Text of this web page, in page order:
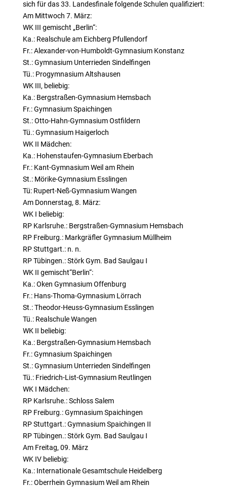
sich für das 33. Landesfinale folgende Schulen qualifiziert:
Am Mittwoch 7. März:
WK III gemischt „Berlin“:
Ka.: Realschule am Eichberg Pfullendorf
Fr.: Alexander-von-Humboldt-Gymnasium Konstanz
St.: Gymnasium Unterrieden Sindelfingen
Tü.: Progymnasium Altshausen
WK III, beliebig:
Ka.: Bergstraßen-Gymnasium Hemsbach
Fr.: Gymnasium Spaichingen
St.: Otto-Hahn-Gymnasium Ostfildern
Tü.: Gymnasium Haigerloch
WK II Mädchen:
Ka.: Hohenstaufen-Gymnasium Eberbach
Fr.: Kant-Gymnasium Weil am Rhein
St.: Mörike-Gymnasium Esslingen
Tü: Rupert-Neß-Gymnasium Wangen
Am Donnerstag, 8. März:
WK I beliebig:
RP Karlsruhe.: Bergstraßen-Gymnasium Hemsbach
RP Freiburg.: Markgräfler Gymnasium Müllheim
RP Stuttgart.: n. n.
RP Tübingen.: Störk Gym. Bad Saulgau I
WK II gemischt“Berlin“:
Ka.: Oken Gymnasium Offenburg
Fr.: Hans-Thoma-Gymnasium Lörrach
St.: Theodor-Heuss-Gymnasium Esslingen
Tü.: Realschule Wangen
WK II beliebig:
Ka.: Bergstraßen-Gymnasium Hemsbach
Fr.: Gymnasium Spaichingen
St.: Gymnasium Unterrieden Sindelfingen
Tü.: Friedrich-List-Gymnasium Reutlingen
WK I Mädchen:
RP Karlsruhe.: Schloss Salem
RP Freiburg.: Gymnasium Spaichingen
RP Stuttgart.: Gymnasium Spaichingen II
RP Tübingen.: Störk Gym. Bad Saulgau I
Am Freitag, 09. März
WK IV beliebig:
Ka.: Internationale Gesamtschule Heidelberg
Fr.: Oberrhein Gymnasium Weil am Rhein